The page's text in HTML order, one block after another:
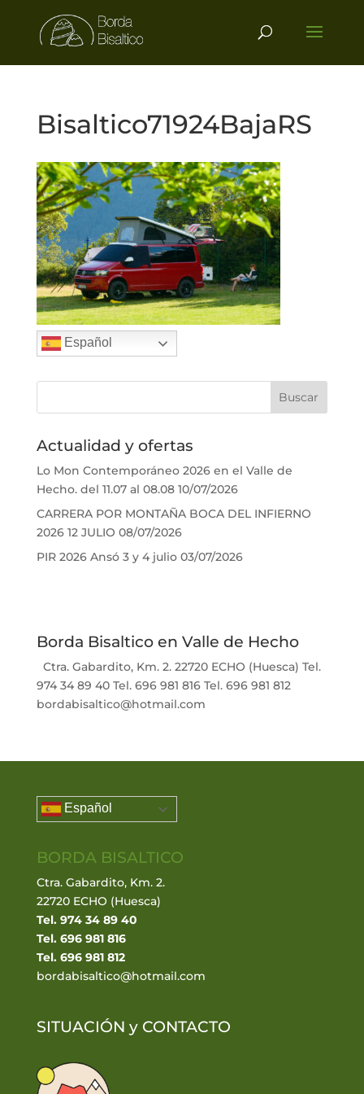
Bisaltico71924BajaRS
Español
Actualidad y ofertas
Lo Mon Contemporáneo 2026 en el Valle de
Hecho. del 11.07 al 08.08 10/07/2026
CARRERA POR MONTAÑA BOCA DEL INFIERNO
2026 12 JULIO 08/07/2026
PIR 2026 Ansó 3 y 4 julio 03/07/2026
Borda Bisaltico en Valle de Hecho
Ctra. Gabardito, Km. 2. 22720 ECHO (Huesca) Tel.
974 34 89 40 Tel. 696 981 816 Tel. 696 981 812
bordabisaltico@hotmail.com
Español
BORDA BISALTICO
Ctra. Gabardito, Km. 2.
22720 ECHO (Huesca)
Tel. 974 34 89 40
Tel. 696 981 816
Tel. 696 981 812
bordabisaltico@hotmail.com
SITUACIÓN y CONTACTO